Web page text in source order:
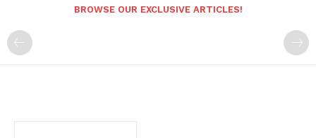
BROWSE OUR EXCLUSIVE ARTICLES!